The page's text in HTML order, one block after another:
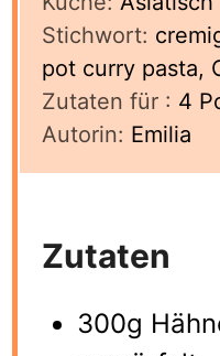
Stichwort:
pot curry pasta,
Zutaten für : 4
Autorin: Emilia
Zutaten
300g